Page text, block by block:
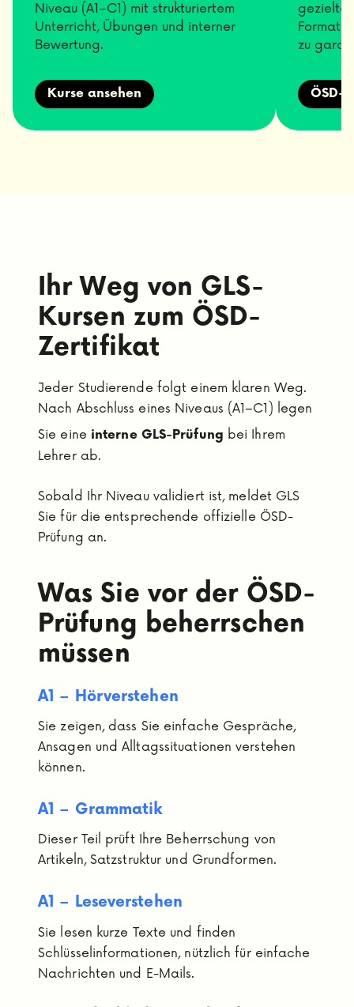
Niveau (A1–C1) mit strukturiertem
Unterricht, Übungen und interner
Bewertung.
Kurse ansehen
gezielte
Format
zu
ÖSD-
Ihr Weg von GLS-
Kursen zum ÖSD-
Zertifikat
Jeder Studierende folgt einem klaren Weg.
Nach Abschluss eines Niveaus (A1–C1) legen
Sie eine interne GLS-Prüfung bei Ihrem
Lehrer ab.
Sobald Ihr Niveau validiert ist, meldet GLS
Sie für die entsprechende offizielle ÖSD-
Prüfung an.
Was Sie vor der ÖSD-
Prüfung beherrschen
müssen
A1 – Hörverstehen
Sie zeigen, dass Sie einfache Gespräche,
Ansagen und Alltagssituationen verstehen
können.
A1 – Grammatik
Dieser Teil prüft Ihre Beherrschung von
Artikeln, Satzstruktur und Grundformen.
A1 – Leseverstehen
Sie lesen kurze Texte und finden
Schlüsselinformationen, nützlich für einfache
Nachrichten und E-Mails.